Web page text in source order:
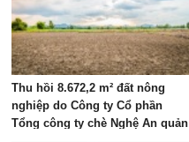
Thu hồi 8.672,2 m² đất nông
nghiệp do Công ty Cổ phần
Tổng công ty chè Nghệ An quản